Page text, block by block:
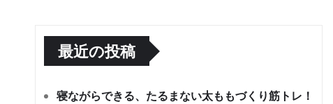
最近の投稿
寝ながらできる、たるまない太ももづくり筋トレ！